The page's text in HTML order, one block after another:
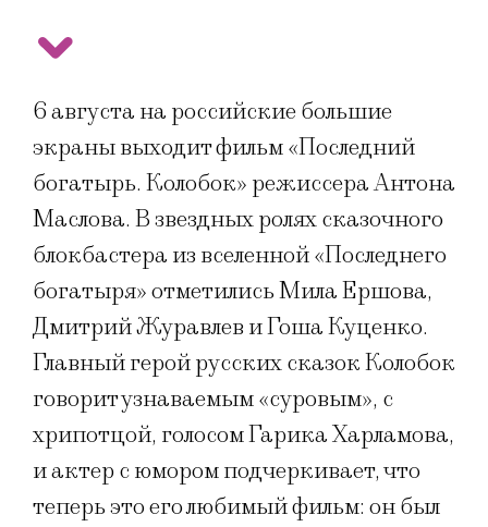
6 августа на российские большие
экраны выходит фильм «Последний
богатырь. Колобок» режиссера Антона
Маслова. В звездных ролях сказочного
блокбастера из вселенной «Последнего
богатыря» отметились Мила Ершова,
Дмитрий Журавлев и Гоша Куценко.
Главный герой русских сказок Колобок
говорит узнаваемым «суровым», с
хрипотцой, голосом Гарика Харламова,
и актер с юмором подчеркивает, что
теперь это его любимый фильм: он был